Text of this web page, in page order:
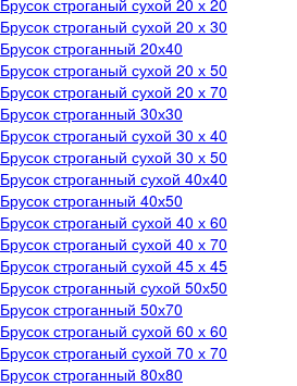
Брусок строганый сухой 20 х 20
Брусок строганый сухой 20 х 30
Брусок строганный 20х40
Брусок строганый сухой 20 х 50
Брусок строганый сухой 20 х 70
Брусок строганный 30х30
Брусок строганый сухой 30 х 40
Брусок строганый сухой 30 х 50
Брусок строганный сухой 40х40
Брусок строганный 40х50
Брусок строганый сухой 40 х 60
Брусок строганый сухой 40 х 70
Брусок строганый сухой 45 х 45
Брусок строганный сухой 50х50
Брусок строганный 50х70
Брусок строганый сухой 60 х 60
Брусок строганый сухой 70 х 70
Брусок строганный 80х80